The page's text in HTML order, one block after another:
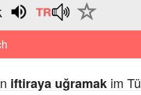
iftiraya uğramakim